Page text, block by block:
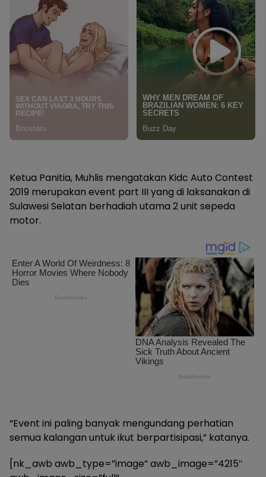
Ketua Panitia, Muhlis mengatakan Kidc Auto Contest
2019 merupakan event part III yang di laksanakan di
Sulawesi Selatan berhadiah utama 2 unit sepeda
motor.
“Event ini paling banyak mengundang perhatian
semua kalangan untuk ikut berpartisipasi,” katanya.
[nk_awb awb_type=”image” awb_image=”4215″